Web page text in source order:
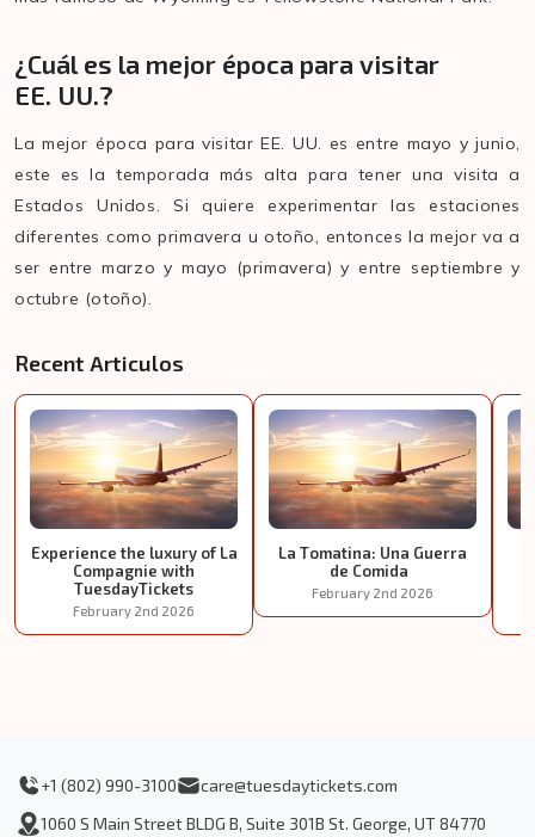
¿Cuál es la mejor época para visitar
EE. UU.?
La mejor época para visitar EE. UU. es entre mayo y junio,
este es la temporada más alta para tener una visita a
Estados Unidos. Si quiere experimentar las estaciones
diferentes como primavera u otoño, entonces la mejor va a
ser entre marzo y mayo (primavera) y entre septiembre y
octubre (otoño).
Recent Articulos
Experience the luxury of La
Compagnie with
TuesdayTickets
February 2nd 2026
La Tomatina: Una Guerra
de Comida
February 2nd 2026
+1 (802) 990-3100
care@tuesdaytickets.com
1060 S Main Street BLDG B, Suite 301B St. George, UT 84770